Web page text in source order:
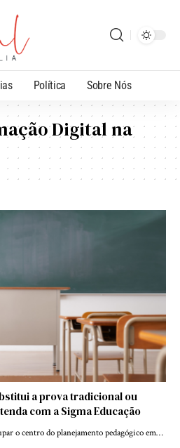
Política Sobre Nós
Digital na
a prova tradicional ou
com a Sigma Educação
o centro do planejamento pedagógico em…